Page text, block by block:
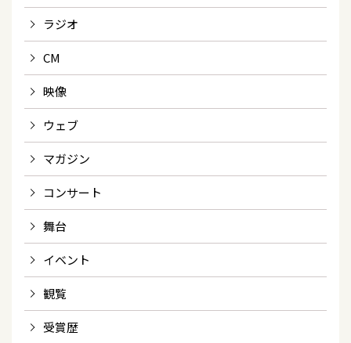
ラジオ
CM
映像
ウェブ
マガジン
コンサート
舞台
イベント
観覧
受賞歴